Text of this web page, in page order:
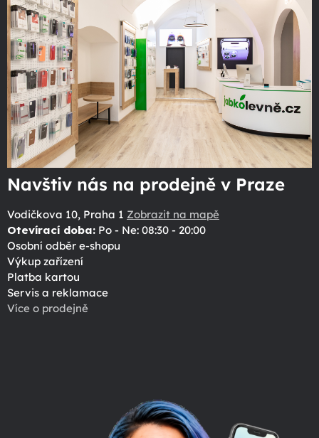
Navštiv nás na prodejně v Praze
Vodičkova 10, Praha 1 Zobrazit na mapě
Otevírací doba: Po - Ne: 08:30 - 20:00
Osobní odběr e-shopu
Výkup zařízení
Platba kartou
Servis a reklamace
Více o prodejně